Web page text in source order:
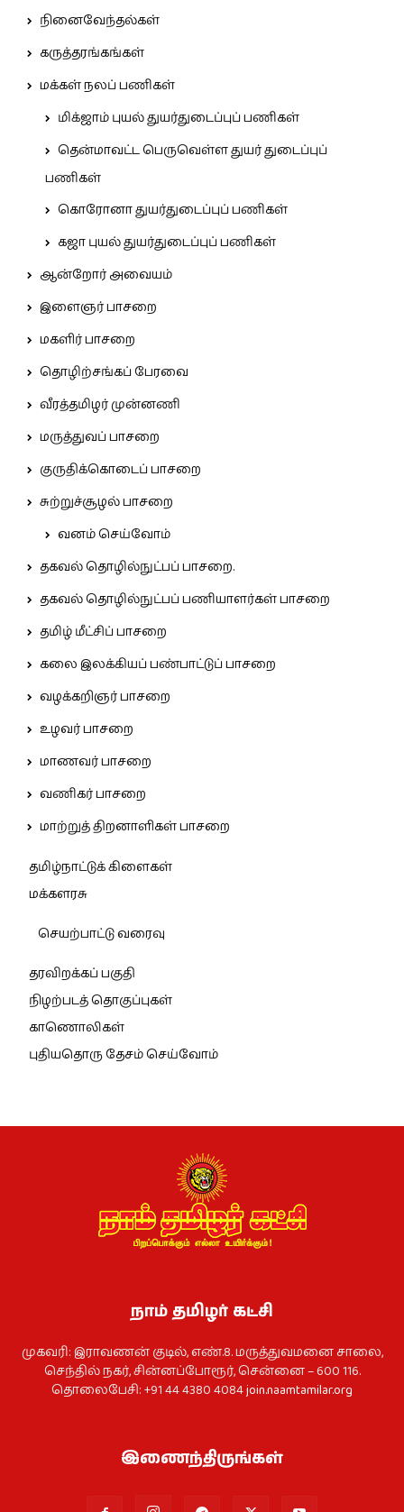
நினைவேந்தல்கள்
கருத்தரங்கங்கள்
மக்கள் நலப் பணிகள்
மிக்ஜாம் புயல் துயர்துடைப்புப் பணிகள்
தென்மாவட்ட பெருவெள்ள துயர் துடைப்புப்
பணிகள்
கொரோனா துயர்துடைப்புப் பணிகள்
கஜா புயல் துயர்துடைப்புப் பணிகள்
ஆன்றோர் அவையம்
இளைஞர் பாசறை
மகளிர் பாசறை
தொழிற்சங்கப் பேரவை
வீரத்தமிழர் முன்னணி
மருத்துவப் பாசறை
குருதிக்கொடைப் பாசறை
சுற்றுச்சூழல் பாசறை
வனம் செய்வோம்
தகவல் தொழில்நுட்பப் பாசறை.
தகவல் தொழில்நுட்பப் பணியாளர்கள் பாசறை
தமிழ் மீட்சிப் பாசறை
கலை இலக்கியப் பண்பாட்டுப் பாசறை
வழக்கறிஞர் பாசறை
உழவர் பாசறை
மாணவர் பாசறை
வணிகர் பாசறை
மாற்றுத் திறனாளிகள் பாசறை
தமிழ்நாட்டுக் கிளைகள்
மக்களரசு
செயற்பாட்டு வரைவு
தரவிறக்கப் பகுதி
நிழற்படத் தொகுப்புகள்
காணொலிகள்
புதியதொரு தேசம் செய்வோம்
நாம் தமிழர் கட்சி
முகவரி: இராவணன் குடில், எண்.8. மருத்துவமனை சாலை,
செந்தில் நகர், சின்னப்போரூர், சென்னை – 600 116.
தொலைபேசி: +91 44 4380 4084join.naamtamilar.org
இணைந்திருங்கள்